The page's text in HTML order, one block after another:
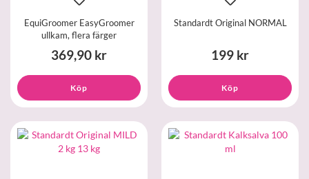
EquiGroomer EasyGroomer
ullkam, flera färger
369,90 kr
Köp
Standardt Original NORMAL
199 kr
Köp